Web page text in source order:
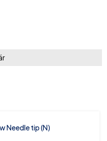
Needle tip (N)